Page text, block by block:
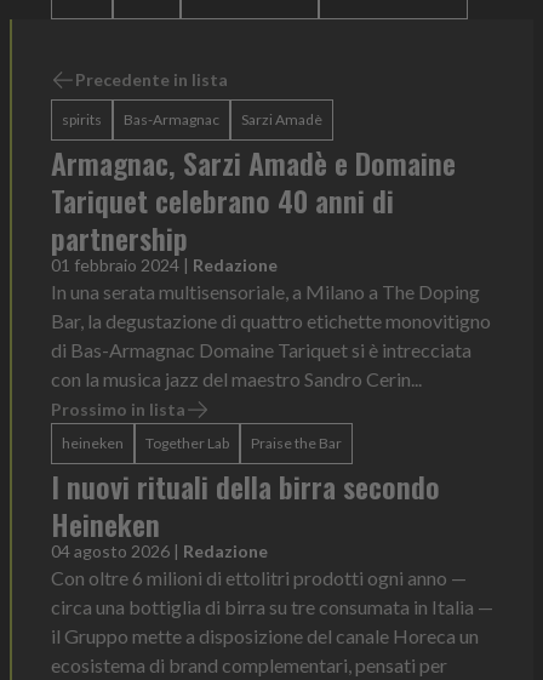
Precedente in lista
spirits Bas-Armagnac Sarzi Amadè
Armagnac, Sarzi Amadè e Domaine
Tariquet celebrano 40 anni di
partnership
01 febbraio 2024 | Redazione
In una serata multisensoriale, a Milano a The Doping
Bar, la degustazione di quattro etichette monovitigno
di Bas-Armagnac Domaine Tariquet si è intrecciata
con la musica jazz del maestro Sandro Cerin...
Prossimo in lista
heineken Together Lab Praise the Bar
I nuovi rituali della birra secondo
Heineken
04 agosto 2026 | Redazione
Con oltre 6 milioni di ettolitri prodotti ogni anno —
circa una bottiglia di birra su tre consumata in Italia —
il Gruppo mette a disposizione del canale Horeca un
ecosistema di brand complementari, pensati per